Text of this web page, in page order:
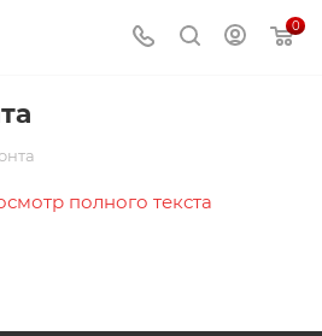
0
полного текста